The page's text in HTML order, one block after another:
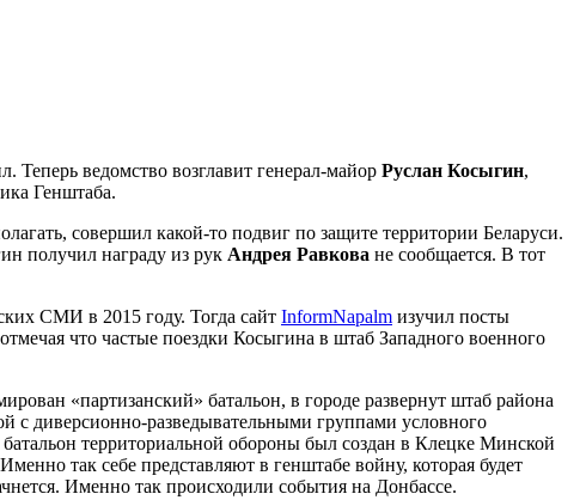
ведомство возглавит генерал-майор Руслан Косыгин,
Генштаба.
совершил какой-то подвиг по защите территории Беларуси.
получил награду из рук Андрея Равкова не сообщается. В тот
СМИ в 2015 году. Тогда сайт InformNapalm изучил посты
что частые поездки Косыгина в штаб Западного военного
«партизанский» батальон, в городе развернут штаб района
с диверсионно-разведывательными группами условного
территориальной обороны был создан в Клецке Минской
так себе представляют в генштабе войну, которая будет
Именно так происходили события на Донбассе.